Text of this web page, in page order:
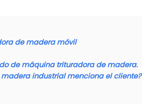
de madera móvil
de máquina trituradora de madera.
industrial menciona el cliente?